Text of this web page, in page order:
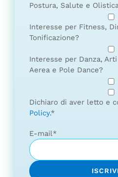
Postura, Salute e
Interesse per Fitness,
Tonificazione?
Interesse per Danza,
Aerea e Pole Dance?
Dichiaro di aver letto e
Policy.*
E-mail*